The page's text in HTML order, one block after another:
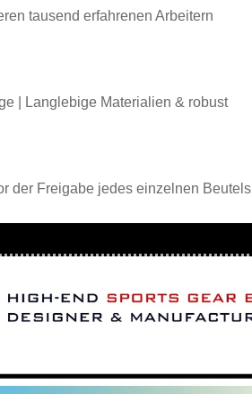
tausend erfahrenen Arbeitern
| Langlebige Materialien & robust
der Freigabe jedes einzelnen Beutels